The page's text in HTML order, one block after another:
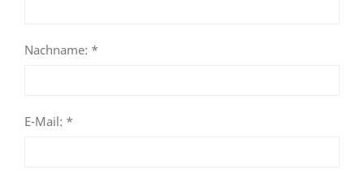
Nachname: *
E-Mail: *